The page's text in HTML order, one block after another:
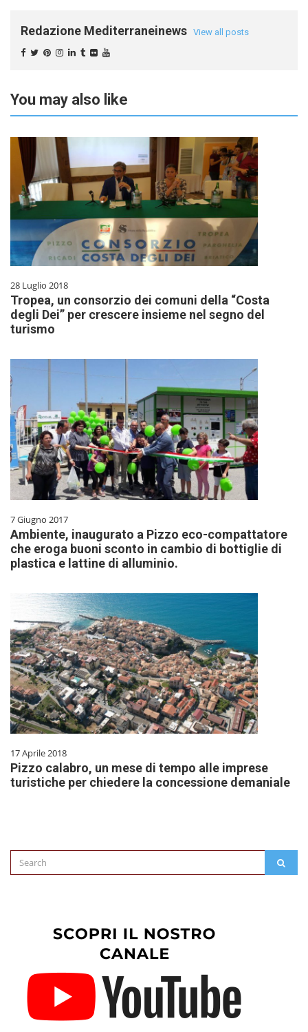
Redazione Mediterraneinews View all posts
You may also like
28 Luglio 2018
Tropea, un consorzio dei comuni della “Costa
degli Dei” per crescere insieme nel segno del
turismo
7 Giugno 2017
Ambiente, inaugurato a Pizzo eco-compattatore
che eroga buoni sconto in cambio di bottiglie di
plastica e lattine di alluminio.
17 Aprile 2018
Pizzo calabro, un mese di tempo alle imprese
turistiche per chiedere la concessione demaniale
Search
for: